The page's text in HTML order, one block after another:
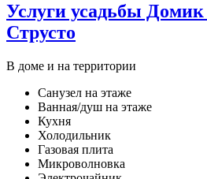
Услуги усадьбы Домик
Струсто
В доме и на территории
Санузел на этаже
Ванная/душ на этаже
Кухня
Холодильник
Газовая плита
Микроволновка